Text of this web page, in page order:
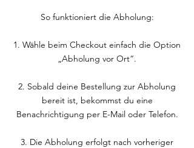
So funktioniert die Abholung:
1. Wähle beim Checkout einfach die Option
„Abholung vor Ort“.
2. Sobald deine Bestellung zur Abholung
bereit ist, bekommst du eine
Benachrichtigung per E-Mail oder Telefon.
3. Die Abholung erfolgt nach vorheriger